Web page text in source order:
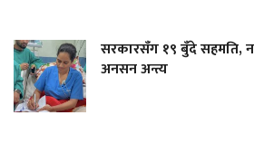
सरकारसँग १९ बुँदे सहमति,
अनसन अन्त्य